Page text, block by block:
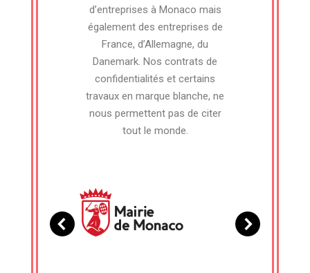
d’entreprises à Monaco mais
également des entreprises de
France, d’Allemagne, du
Danemark. Nos contrats de
confidentialités et certains
travaux en marque blanche, ne
nous permettent pas de citer
tout le monde.